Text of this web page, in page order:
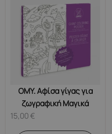
OMY. Αφίσα γίγας για
ζωγραφική Μαγικά
15,00€